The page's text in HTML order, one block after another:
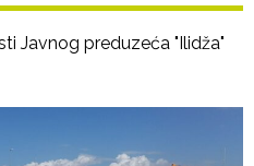
Javnog preduzeća "Ilidža"